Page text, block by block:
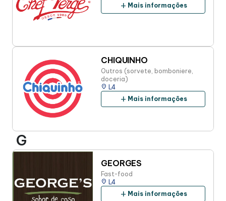
add Mais informações
CHIQUINHO
Outros (sorvete, bomboniere,
doceria)
place L4
add Mais informações
G
GEORGES
Fast-food
place L4
add Mais informações